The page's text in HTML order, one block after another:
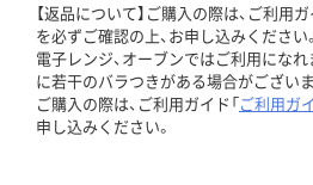
【返品について】ご購入の際は、ご利用ガ
を必ずご確認の上、お申し込みください。
電子レンジ、オーブンではご利用になれ
に若干のバラつきがある場合がございま
ご購入の際は、ご利用ガイド「ご利用ガ
申し込みください。